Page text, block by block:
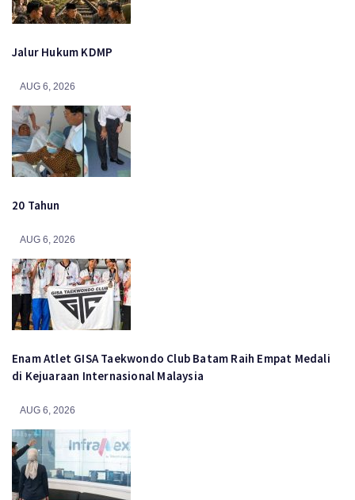
Jalur Hukum KDMP
AUG 6, 2026
20 Tahun
AUG 6, 2026
Enam Atlet GISA Taekwondo Club Batam Raih Empat Medali
di Kejuaraan Internasional Malaysia
AUG 6, 2026